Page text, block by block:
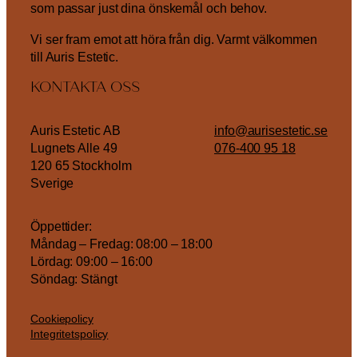
som passar just dina önskemål och behov.
Vi ser fram emot att höra från dig. Varmt välkommen
till Auris Estetic.
KONTAKTA OSS
Auris Estetic AB
Lugnets Alle 49
120 65 Stockholm
Sverige
info@aurisestetic.se
076-400 95 18
Öppettider:
Måndag – Fredag: 08:00 – 18:00
Lördag: 09:00 – 16:00
Söndag: Stängt
Cookiepolicy
Integritetspolicy